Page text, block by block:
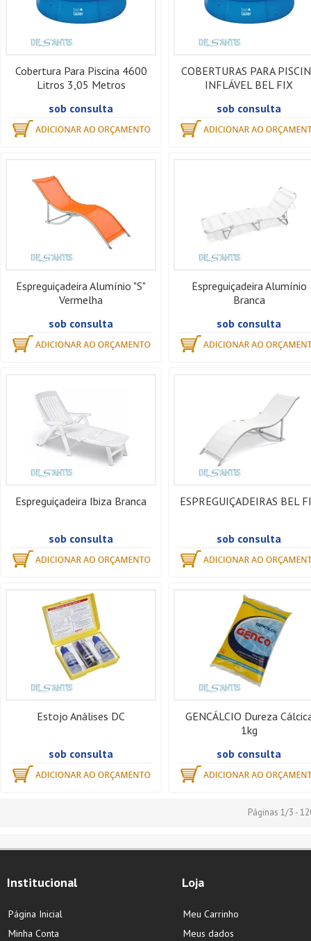
Cobertura Para Piscina 4600
Litros 3,05 Metros
sob consulta
COBERTURAS PARA
INFLÁVEL BEL FIX
sob consulta
Espreguiçadeira Alumínio "S"
Vermelha
sob consulta
Espreguiçadeira Alumínio
Branca
sob consulta
Espreguiçadeira Ibiza Branca
sob consulta
ESPREGUIÇADEIRAS BEL
sob consulta
Estojo Análises DC
sob consulta
GENCÁLCIO Dureza
1kg
sob consulta
Páginas 1/3 -
Institucional
Página Inicial
Minha Conta
Loja
Meu Carrinho
Meus dados